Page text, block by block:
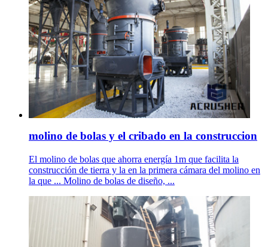
molino de bolas y el cribado en la construccion
El molino de bolas que ahorra energía 1m que facilita la
construcción de tierra y la en la primera cámara del molino en
la que ... Molino de bolas de diseño, ...